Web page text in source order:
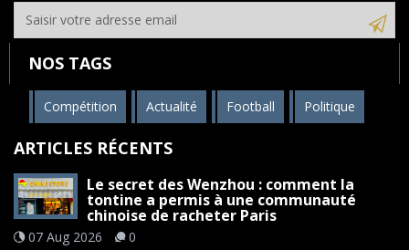
NOS TAGS
Compétition Actualité Football Politique
ARTICLES RÉCENTS
Le secret des Wenzhou : comment la
tontine a permis à une communauté
chinoise de racheter Paris
07 Aug 2026 0